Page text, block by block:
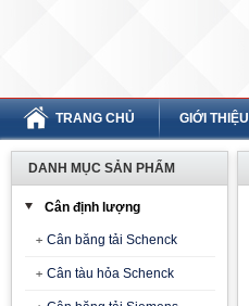
TRANG CHỦ GIỚI THIỆU
DANH MỤC SẢN PHẨM
Cân định lượng
Cân băng tải Schenck
Cân tàu hỏa Schenck